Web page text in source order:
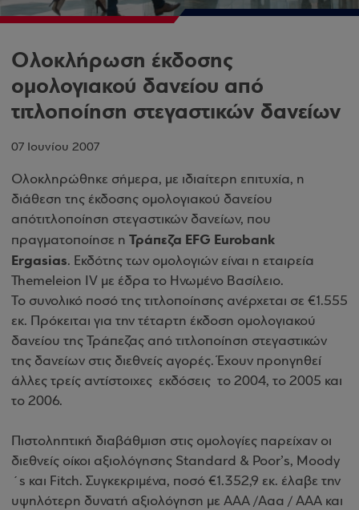
Ολοκλήρωση έκδοσης
ομολογιακού δανείου από
τιτλοποίηση στεγαστικών δανείων
07 Ιουνίου 2007
Ολοκληρώθηκε σήμερα, με ιδιαίτερη επιτυχία, η
διάθεση της έκδοσης ομολογιακού δανείου
απότιτλοποίηση στεγαστικών δανείων, που
πραγματοποίησε η Τράπεζα EFG Eurobank
Ergasias. Εκδότης των ομολογιών είναι η εταιρεία
Themeleion IV με έδρα το Ηνωμένο Βασίλειο.
Το συνολικό ποσό της τιτλοποίησης ανέρχεται σε €1.555
εκ. Πρόκειται για την τέταρτη έκδοση ομολογιακού
δανείου της Τράπεζας από τιτλοποίηση στεγαστικών
της δανείων στις διεθνείς αγορές. Έχουν προηγηθεί
άλλες τρείς αντίστοιχες εκδόσεις το 2004, το 2005 και
το 2006.
Πιστοληπτική διαβάθμιση στις ομολογίες παρείχαν οι
διεθνείς οίκοι αξιολόγησης Standard & Poor’s, Moody
´s και Fitch. Συγκεκριμένα, ποσό €1.352,9 εκ. έλαβε την
υψηλότερη δυνατή αξιολόγηση με AAA /Αaa / AAA και